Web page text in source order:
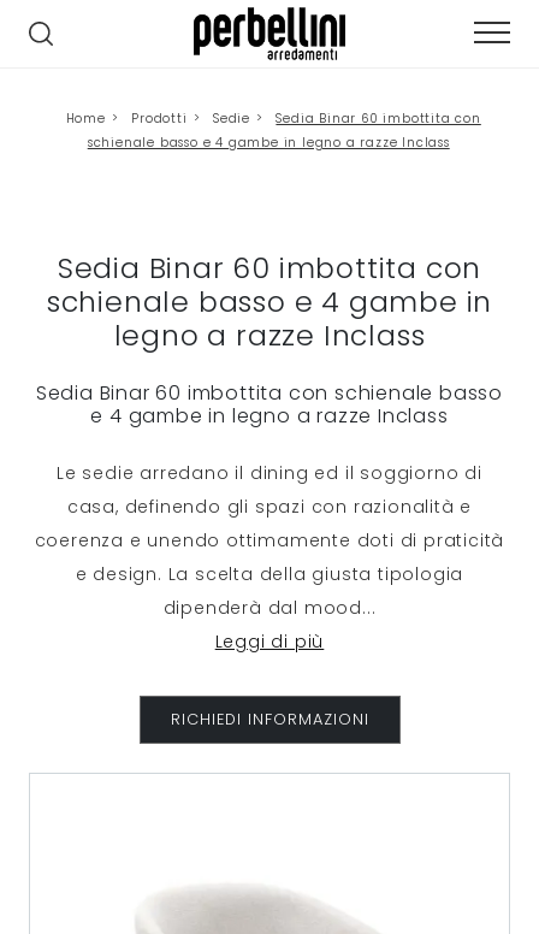
Home > Prodotti > Sedie >
Sedia Binar 60 imbottita con
schienale basso e 4 gambe in legno a razze Inclass
Sedia Binar 60 imbottita con
schienale basso e 4 gambe in
legno a razze Inclass
Sedia Binar 60 imbottita con schienale basso
e 4 gambe in legno a razze Inclass
Le sedie arredano il dining ed il soggiorno di
casa, definendo gli spazi con razionalità e
coerenza e unendo ottimamente doti di praticità
e design. La scelta della giusta tipologia
dipenderà dal mood...
Leggi di più
RICHIEDI INFORMAZIONI